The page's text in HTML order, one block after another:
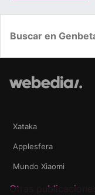
Xataka
Applesfera
Mundo Xiaomi
Otras